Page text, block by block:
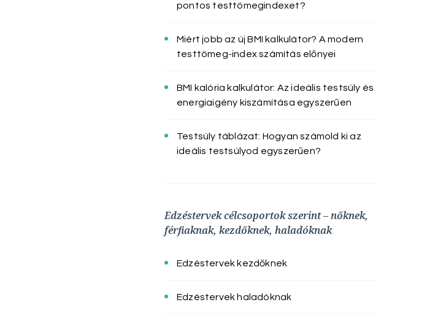
pontos testtömegindexet?
Miért jobb az új BMI kalkulátor? A modern
testtömeg-index számítás előnyei
BMI kalória kalkulátor: Az ideális testsúly és
energiaigény kiszámítása egyszerűen
Testsúly táblázat: Hogyan számold ki az
ideális testsúlyod egyszerűen?
Edzéstervek célcsoportok szerint – nőknek,
férfiaknak, kezdőknek, haladóknak
Edzéstervek kezdőknek
Edzéstervek haladóknak